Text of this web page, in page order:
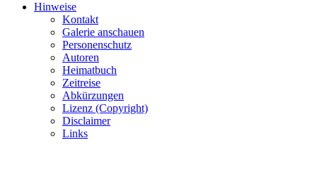
Hinweise
Kontakt
Galerie anschauen
Personenschutz
Autoren
Heimatbuch
Zeitreise
Abkürzungen
Lizenz (Copyright)
Disclaimer
Links